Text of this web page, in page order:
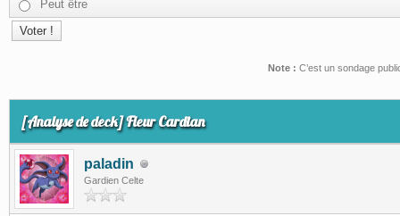
Peut être
Note : C’est un sondage
[Analyse de deck] Fleur Cardian
paladin
Gardien Celte